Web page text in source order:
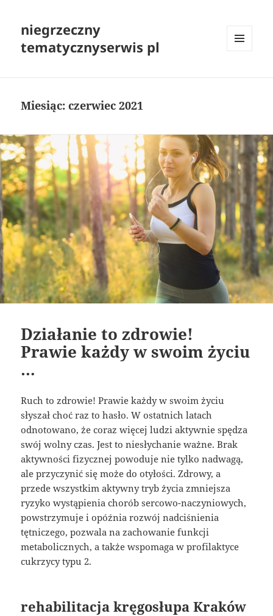
niegrzeczny
tematycznyserwis pl
Miesiąc:czerwiec 2021
Działanie to zdrowie!
Prawie każdy w swoim życiu
…
Ruch to zdrowie! Prawie każdy w swoim życiu
słyszał choć raz to hasło. W ostatnich latach
odnotowano, że coraz więcej ludzi aktywnie spędza
swój wolny czas. Jest to niesłychanie ważne. Brak
aktywności fizycznej powoduje nie tylko nadwagą,
ale przyczynić się może do otyłości. Zdrowy, a
przede wszystkim aktywny tryb życia zmniejsza
ryzyko wystąpienia chorób sercowo-naczyniowych,
powstrzymuje i opóźnia rozwój nadciśnienia
tętniczego, pozwala na zachowanie funkcji
metabolicznych, a także wspomaga w profilaktyce
cukrzycy typu 2.
rehabilitacja kręgosłupa Kraków